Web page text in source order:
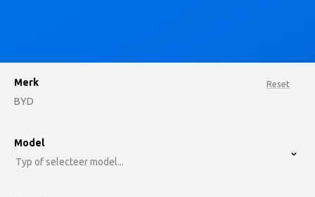
Reset
Merk
BYD
option , selected.
Model
Typ of selecteer model...